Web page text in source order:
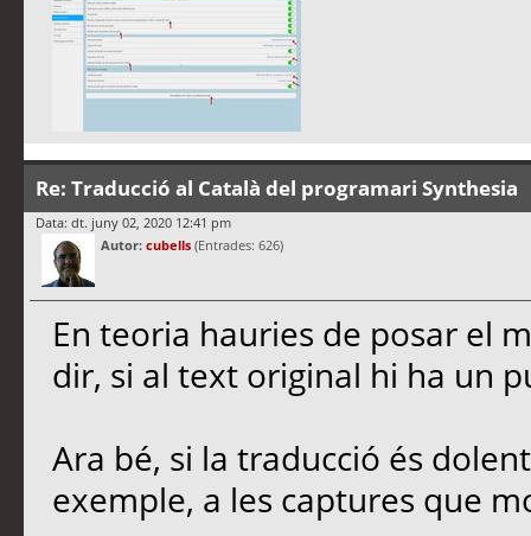
Re: Traducció al Català del programari Synthesia
Data: dt. juny 02, 2020 12:41 pm
Autor: cubells (Entrades: 626)
En teoria hauries de posar el
dir, si al text original hi ha un
Ara bé, si la traducció és
exemple, a les captures que